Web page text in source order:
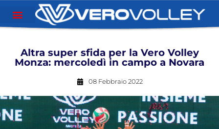
Altra super sfida per la Vero Volley
Monza: mercoledì in campo a Novara
08 Febbraio 2022